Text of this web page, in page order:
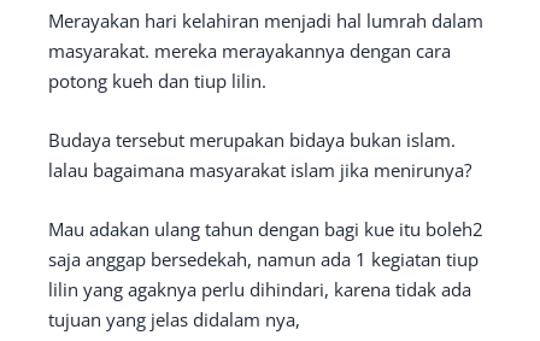
Merayakan hari kelahiran menjadi hal lumrah dalam
masyarakat. mereka merayakannya dengan cara
potong kueh dan tiup lilin.
Budaya tersebut merupakan bidaya bukan islam.
lalau bagaimana masyarakat islam jika menirunya?
Mau adakan ulang tahun dengan bagi kue itu boleh2
saja anggap bersedekah, namun ada 1 kegiatan tiup
lilin yang agaknya perlu dihindari, karena tidak ada
tujuan yang jelas didalam nya,